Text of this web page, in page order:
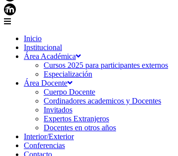
Inicio
Institucional
Área Académica
Cursos 2025 para participantes externos
Especialización
Área Docente
Cuerpo Docente
Cordinadores academicos y Docentes
Invitados
Expertos Extranjeros
Docentes en otros años
Interior/Exterior
Conferencias
Contacto